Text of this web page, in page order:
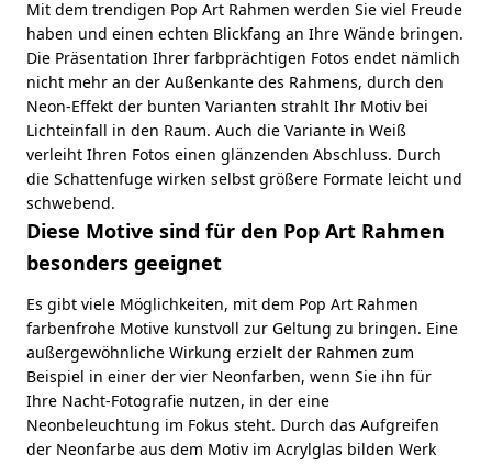
Mit dem trendigen Pop Art Rahmen werden Sie viel Freude
haben und einen echten Blickfang an Ihre Wände bringen.
Die Präsentation Ihrer farbprächtigen Fotos endet nämlich
nicht mehr an der Außenkante des Rahmens, durch den
Neon-Effekt der bunten Varianten strahlt Ihr Motiv bei
Lichteinfall in den Raum. Auch die Variante in Weiß
verleiht Ihren Fotos einen glänzenden Abschluss. Durch
die Schattenfuge wirken selbst größere Formate leicht und
schwebend.
Diese Motive sind für den Pop Art Rahmen
besonders geeignet
Es gibt viele Möglichkeiten, mit dem Pop Art Rahmen
farbenfrohe Motive kunstvoll zur Geltung zu bringen. Eine
außergewöhnliche Wirkung erzielt der Rahmen zum
Beispiel in einer der vier Neonfarben, wenn Sie ihn für
Ihre Nacht-Fotografie nutzen, in der eine
Neonbeleuchtung im Fokus steht. Durch das Aufgreifen
der Neonfarbe aus dem Motiv im Acrylglas bilden Werk